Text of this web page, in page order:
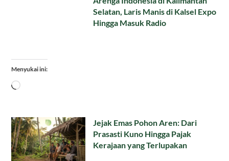
Selatan, Laris Manis di Kalsel Expo
Hingga Masuk Radio
Menyukai ini:
Memuat...
Jejak Emas Pohon Aren: Dari
Prasasti Kuno Hingga Pajak
Kerajaan yang Terlupakan